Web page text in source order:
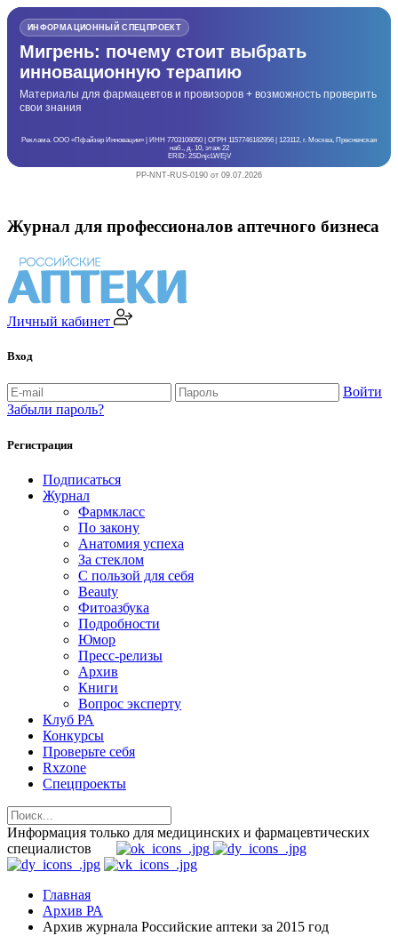
ИНФОРМАЦИОННЫЙ СПЕЦПРОЕКТ
Мигрень: почему стоит выбрать
инновационную терапию
Материалы для фармацевтов и провизоров + возможность проверить
свои знания
Реклама. ООО «Пфайзер Инновации» | ИНН 7703106050 | ОГРН 1157746182956 | 123112, г. Москва, Пресненская
наб., д. 10, этаж 22
ERID: 2SDnjcLWEjV
PP-NNT-RUS-0190 от 09.07.2026
Журнал для профессионалов аптечного бизнеса
Личный кабинет
Вход
Войти
Забыли пароль?
Регистрация
Подписаться
Журнал
Фармкласс
По закону
Анатомия успеха
За стеклом
С пользой для себя
Beauty
Фитоазбука
Подробности
Юмор
Пресс-релизы
Архив
Книги
Вопрос эксперту
Клуб РА
Конкурсы
Проверьте себя
Rxzone
Спецпроекты
Информация только для медицинских и фармацевтических
специалистов
Главная
Архив РА
Архив журнала Российские аптеки за 2015 год